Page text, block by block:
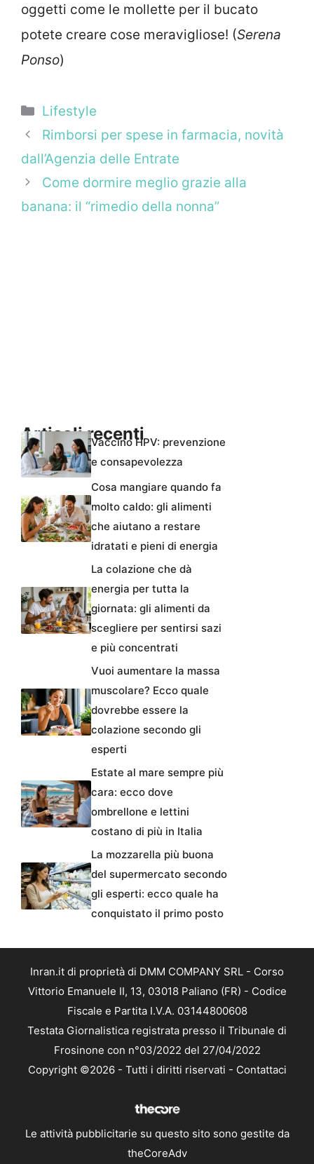
oggetti come le mollette per il bucato
potete creare cose meravigliose! (Serena
Ponso)
Categorie
Lifestyle
Rimborsi per spese in farmacia, novità
dall’Agenzia delle Entrate
Come dormire meglio grazie alla
banana: il “rimedio della nonna”
Articoli recentiVaccino HPV: prevenzione
e consapevolezza
Cosa mangiare quando fa
molto caldo: gli alimenti
che aiutano a restare
idratati e pieni di energia
La colazione che dà
energia per tutta la
giornata: gli alimenti da
scegliere per sentirsi sazi
e più concentrati
Vuoi aumentare la massa
muscolare? Ecco quale
dovrebbe essere la
colazione secondo gli
esperti
Estate al mare sempre più
cara: ecco dove
ombrellone e lettini
costano di più in Italia
La mozzarella più buona
del supermercato secondo
gli esperti: ecco quale ha
conquistato il primo posto
Inran.it di proprietà di DMM COMPANY SRL - Corso
Vittorio Emanuele II, 13, 03018 Paliano (FR) - Codice
Fiscale e Partita I.V.A. 03144800608
Testata Giornalistica registrata presso il Tribunale di
Frosinone con n°03/2022 del 27/04/2022
Copyright ©2026 - Tutti i diritti riservati - Contattaci
Le attività pubblicitarie su questo sito sono gestite da
theCoreAdv